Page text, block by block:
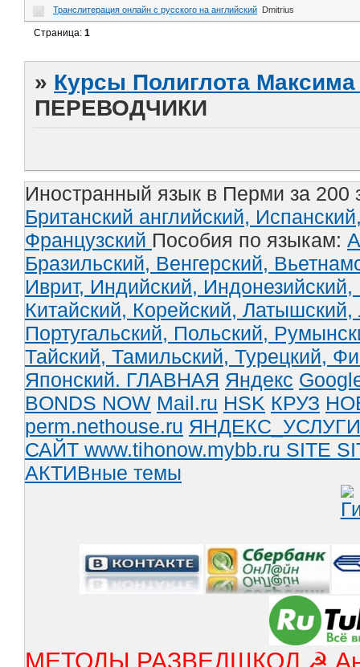
Транслитерация онлайн с русского на английский Dmitrius
Страница:1
» Курсы Полиглота
ПЕРЕВОДЧИКИ
Иностранный язык в Перми за 200
Британский английский,
Французский Пособия по языкам:
Бразильский, Венгерский,
Иврит, Индийский, Индонезийский,
Китайский, Корейский, Латышский,
Португальский, Польский,
Тайский, Тамильский, Турецкий,
Японский. ГЛАВНАЯ Яндекс
BONDS NOW Mail.ru HSK КРУЗ
perm.nethouse.ru ЯНДЕКС_УСЛУГИ
САЙТ www.tihonow.mybb.ru SITE
АКТИВные темы
МЕТОДЫ РАЗВЕДШКОЛ ☭